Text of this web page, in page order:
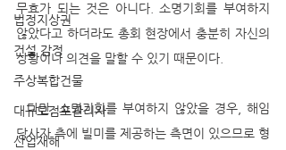
법정지상권
건설 감정
주상복합건물
대규모점포관리자
산업재해
무효가 되는 것은 아니다. 소명기회를 부여하지
않았다고 하더라도 총회 현장에서 충분히 자신의
상황이나 의견을 말할 수 있기 때문이다.
  다만, 소명기회를 부여하지 않았을 경우, 해임
당사자 측에 빌미를 제공하는 측면이 있으므로 형